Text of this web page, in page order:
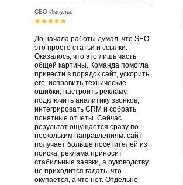
СЕО-Импульс
До начала работы думал, что SEO
это просто статьи и ссылки.
Оказалось, что это лишь часть
общей картины. Команда помогла
привести в порядок сайт, ускорить
его, исправить технические
ошибки, настроить рекламу,
подключить аналитику звонков,
интегрировать CRM и собрать
понятные отчеты. Сейчас
результат ощущается сразу по
нескольким направлениям: сайт
получает больше посетителей из
поиска, реклама приносит
стабильные заявки, а руководству
не приходится гадать, что
окупается, а что нет. Отдельно